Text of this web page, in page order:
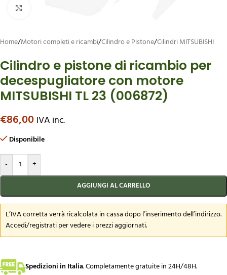
Home/Motori completi e ricambi/Cilindro e Pistone/Cilindri MITSUBISHI
Cilindro e pistone di ricambio per
decespugliatore con motore
MITSUBISHI TL 23 (006872)
€86,00 IVA inc.
Disponibile
- +
AGGIUNGI AL CARRELLO
L’IVA corretta verrà ricalcolata in cassa dopo l’inserimento dell’indirizzo.
Accedi/registrati per vedere i prezzi aggiornati.
Spedizioni in Italia.Completamente gratuite in 24H/48H.